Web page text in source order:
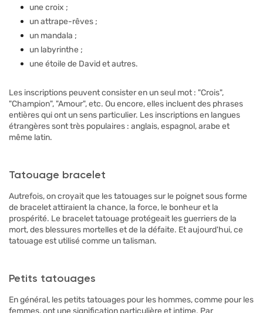
une croix ;
un attrape-rêves ;
un mandala ;
un labyrinthe ;
une étoile de David et autres.
Les inscriptions peuvent consister en un seul mot : "Crois",
"Champion", "Amour", etc. Ou encore, elles incluent des phrases
entières qui ont un sens particulier. Les inscriptions en langues
étrangères sont très populaires : anglais, espagnol, arabe et
même latin.
Tatouage bracelet
Autrefois, on croyait que les tatouages sur le poignet sous forme
de bracelet attiraient la chance, la force, le bonheur et la
prospérité. Le bracelet tatouage protégeait les guerriers de la
mort, des blessures mortelles et de la défaite. Et aujourd'hui, ce
tatouage est utilisé comme un talisman.
Petits tatouages
En général, les petits tatouages pour les hommes, comme pour les
femmes, ont une signification particulière et intime. Par